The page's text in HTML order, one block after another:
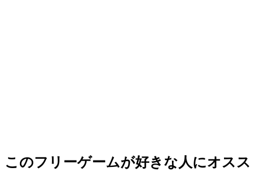
このフリーゲームが好きな人にオスス